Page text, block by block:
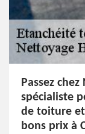
Passez
spécialiste
de toiture et
bons prix à